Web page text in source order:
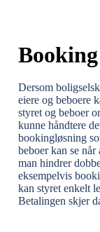
Booking
Dersom
eiere og beboere
styret og beboer
kunne håndtere
bookingløsning
beboer kan se
man hindrer
eksempelvis
kan styret enkelt
Betalingen skjer